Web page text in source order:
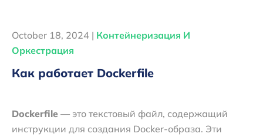
October 18, 2024 | Контейнеризация И
Оркестрация
Как работает Dockerfile
Dockerfile — это текстовый файл, содержащий
инструкции для создания Docker-образа. Эти